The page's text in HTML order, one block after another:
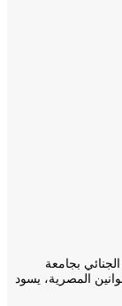
بجامعة
يسود